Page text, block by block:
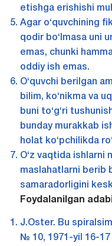
etishga erishishi
Agar o‘quvchining
qodir bo‘lmasa uni
emas, chunki
oddiy ish emas.
O‘quvchi berilgan
bilim, ko‘nikma va
buni to‘g‘ri
bunday murakkab
holat ko‘pchilikda
O‘z vaqtida ishlarni
maslahatlarni berib
samaradorligini
Foydalanilgan
J.Oster. Bu
№ 10, 1971-yil 16-